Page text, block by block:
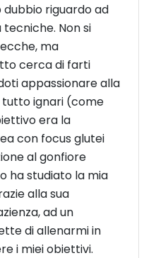
riguardo ad
Non si
ma
cerca di farti
appassionare alla
tutto ignari (come
era la
con focus glutei
al gonfiore
ha studiato la mia
alla sua
ad un
di allenarmi in
i miei obiettivi.